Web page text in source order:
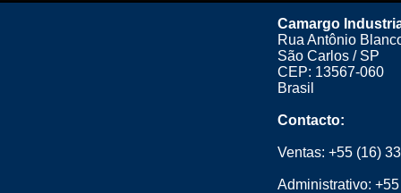
Camargo
Rua Antônio
São Carlos / SP
CEP: 13567-060
Brasil
Contacto:
Ventas: +55 (16)
Administrativo: